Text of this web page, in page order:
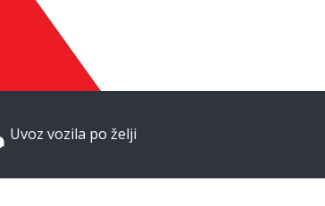
Uvoz vozila po želji